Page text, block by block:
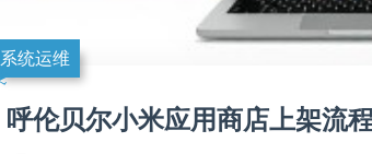
系统运维
呼伦贝尔小米应用商店上架流